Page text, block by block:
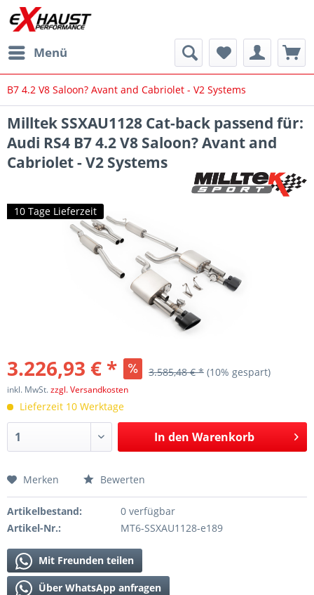
Menü
B7 4.2 V8 Saloon? Avant and Cabriolet - V2 Systems
Milltek SSXAU1128 Cat-back passend für:
Audi RS4 B7 4.2 V8 Saloon? Avant and
Cabriolet - V2 Systems
10 Tage Lieferzeit
3.226,93 € * 3.585,48 € * (10% gespart)
inkl. MwSt.zzgl. Versandkosten
Lieferzeit 10 Werktage
In den Warenkorb
Merken Bewerten
Artikelbestand:
0 verfügbar
Artikel-Nr.:
MT6-SSXAU1128-e189
Mit Freunden teilen
Über WhatsApp anfragen